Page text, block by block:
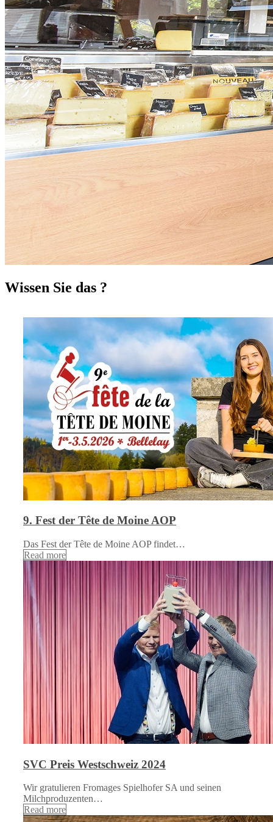
Wissen Sie das ?
9. Fest der Tête de Moine AOP
Das Fest der Tête de Moine AOP findet…
Read more
SVC Preis Westschweiz 2024
Wir gratulieren Fromages Spielhofer SA und seinen
Milchproduzenten…
Read more